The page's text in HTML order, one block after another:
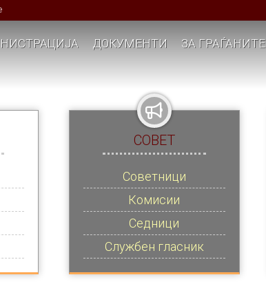
ДОКУМЕНТИ ЗА ГРАЃАНИТЕ
СОВЕТ
Советници
Комисии
Седници
Службен гласник